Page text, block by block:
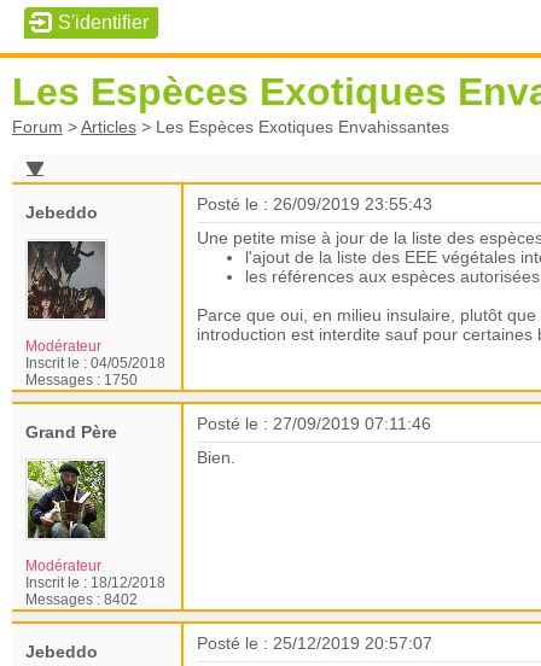
Les Espèces Exotiques
Forum >Articles> Les Espèces Exotiques Envahissantes
Jebeddo
Modérateur
Inscrit le : 04/05/2018
Messages : 1750
Posté le : 26/09/2019 23:55:43
Une petite mise à jour de la liste des
l'ajout de la liste des EEE végétales
les références aux espèces
Parce que oui, en milieu insulaire, plutôt
introduction est interdite sauf pour
Grand Père
Modérateur
Inscrit le : 18/12/2018
Messages : 8402
Posté le : 27/09/2019 07:11:46
Bien.
Jebeddo
Posté le : 25/12/2019 20:57:07